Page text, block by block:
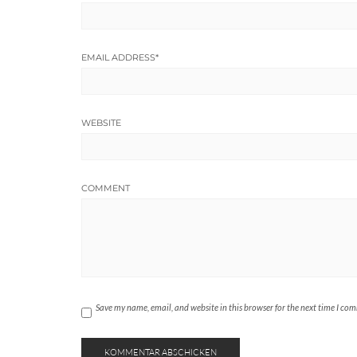
EMAIL ADDRESS*
WEBSITE
COMMENT
Save my name, email, and website in this browser for the next time I